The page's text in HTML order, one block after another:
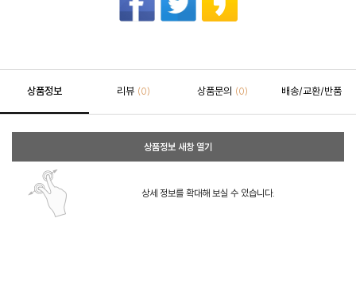
상품정보 리뷰 (0) 상품문의 (0) 배송/교환/반품
상품정보 새창 열기
상세 정보를 확대해 보실 수 있습니다.